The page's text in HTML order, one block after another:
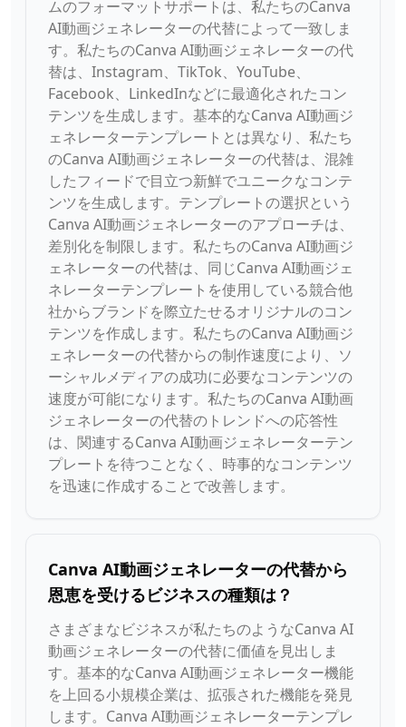
ムのフォーマットサポートは、私たちのCanva
AI動画ジェネレーターの代替によって一致しま
す。私たちのCanva AI動画ジェネレーターの代
替は、Instagram、TikTok、YouTube、
Facebook、LinkedInなどに最適化されたコン
テンツを生成します。基本的なCanva AI動画ジ
ェネレーターテンプレートとは異なり、私たち
のCanva AI動画ジェネレーターの代替は、混雑
したフィードで目立つ新鮮でユニークなコンテ
ンツを生成します。テンプレートの選択という
Canva AI動画ジェネレーターのアプローチは、
差別化を制限します。私たちのCanva AI動画ジ
ェネレーターの代替は、同じCanva AI動画ジェ
ネレーターテンプレートを使用している競合他
社からブランドを際立たせるオリジナルのコン
テンツを作成します。私たちのCanva AI動画ジ
ェネレーターの代替からの制作速度により、ソ
ーシャルメディアの成功に必要なコンテンツの
速度が可能になります。私たちのCanva AI動画
ジェネレーターの代替のトレンドへの応答性
は、関連するCanva AI動画ジェネレーターテン
プレートを待つことなく、時事的なコンテンツ
を迅速に作成することで改善します。
Canva AI動画ジェネレーターの代替から
恩恵を受けるビジネスの種類は？
さまざまなビジネスが私たちのようなCanva AI
動画ジェネレーターの代替に価値を見出しま
す。基本的なCanva AI動画ジェネレーター機能
を上回る小規模企業は、拡張された機能を発見
します。Canva AI動画ジェネレーターテンプレ